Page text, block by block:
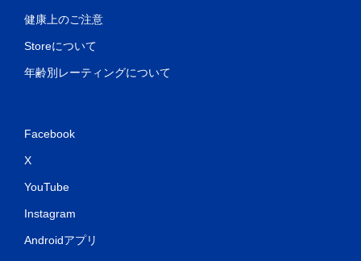
健康上のご注意
Storeについて
年齢別レーティングについて
Facebook
X
YouTube
Instagram
Androidアプリ